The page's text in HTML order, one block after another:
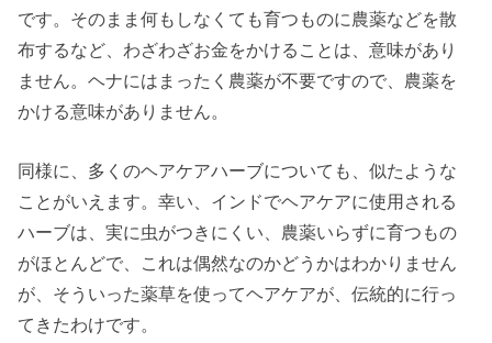
です。そのまま何もしなくても育つものに農薬などを散
布するなど、わざわざお金をかけることは、意味があり
ません。ヘナにはまったく農薬が不要ですので、農薬を
かける意味がありません。
同様に、多くのヘアケアハーブについても、似たような
ことがいえます。幸い、インドでヘアケアに使用される
ハーブは、実に虫がつきにくい、農薬いらずに育つもの
がほとんどで、これは偶然なのかどうかはわかりません
が、そういった薬草を使ってヘアケアが、伝統的に行っ
てきたわけです。